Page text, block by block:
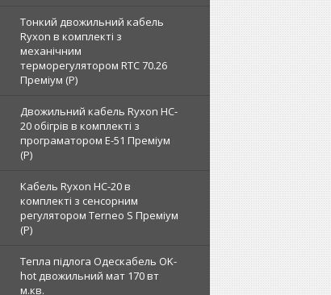
Тонкий двожильний кабель
Ryxon в комплекті з
механічним
терморегулятором RTC 70.26
Преміум (Р)
Двожильний кабель Ryxon HC-
20 обігрів в комплекті з
програматором E-51 Преміум
(Р)
Кабель Ryxon HC-20 в
комплекті з сенсорним
регулятором Terneo S Преміум
(Р)
Тепла підлога Одескабель OK-
hot двожильний мат 170 вт
м.кв.